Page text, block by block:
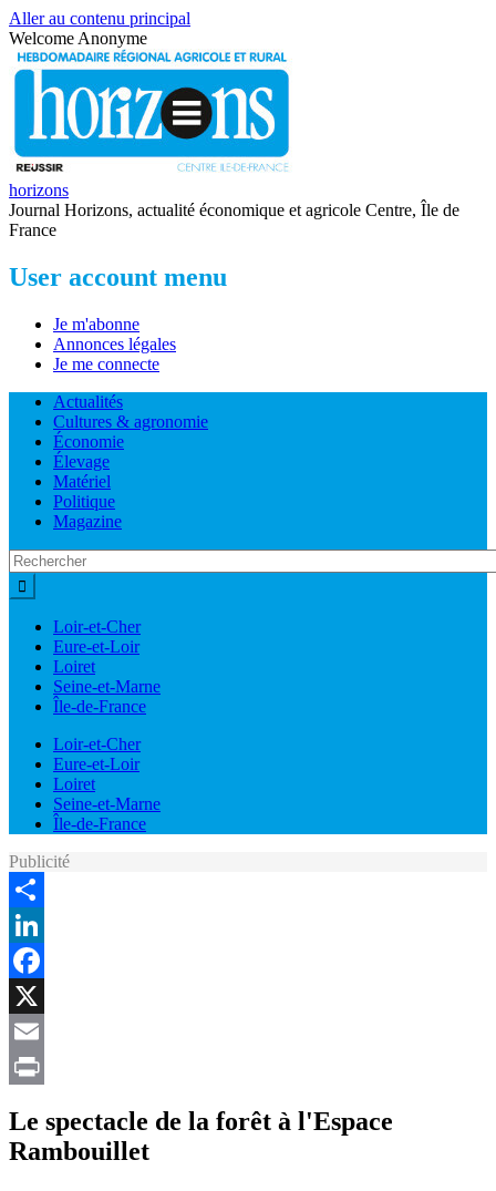
Aller au contenu principal
Welcome Anonyme
horizons
Journal Horizons, actualité économique et agricole Centre, Île de
France
User account menu
Je m'abonne
Annonces légales
Je me connecte
Actualités
Cultures & agronomie
Économie
Élevage
Matériel
Politique
Magazine
Loir-et-Cher
Eure-et-Loir
Loiret
Seine-et-Marne
Île-de-France
Loir-et-Cher
Eure-et-Loir
Loiret
Seine-et-Marne
Île-de-France
Publicité
Share
LinkedIn
Facebook
X
Email
Le spectacle de la forêt à l'Espace
Rambouillet